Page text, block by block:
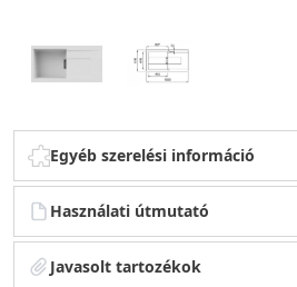
Egyéb szerelési információ
Használati útmutató
Javasolt tartozékok